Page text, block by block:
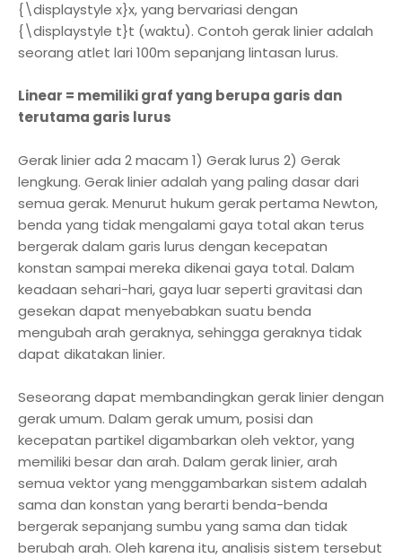
{\displaystyle x}x, yang bervariasi dengan
{\displaystyle t}t (waktu). Contoh gerak linier adalah
seorang atlet lari 100m sepanjang lintasan lurus.
Linear = memiliki graf yang berupa garis dan
terutama garis lurus
Gerak linier ada 2 macam 1) Gerak lurus 2) Gerak
lengkung. Gerak linier adalah yang paling dasar dari
semua gerak. Menurut hukum gerak pertama Newton,
benda yang tidak mengalami gaya total akan terus
bergerak dalam garis lurus dengan kecepatan
konstan sampai mereka dikenai gaya total. Dalam
keadaan sehari-hari, gaya luar seperti gravitasi dan
gesekan dapat menyebabkan suatu benda
mengubah arah geraknya, sehingga geraknya tidak
dapat dikatakan linier.
Seseorang dapat membandingkan gerak linier dengan
gerak umum. Dalam gerak umum, posisi dan
kecepatan partikel digambarkan oleh vektor, yang
memiliki besar dan arah. Dalam gerak linier, arah
semua vektor yang menggambarkan sistem adalah
sama dan konstan yang berarti benda-benda
bergerak sepanjang sumbu yang sama dan tidak
berubah arah. Oleh karena itu, analisis sistem tersebut